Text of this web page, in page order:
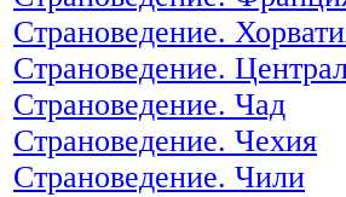
Страноведение.
Страноведение.
Страноведение. Чад
Страноведение. Чехия
Страноведение. Чили